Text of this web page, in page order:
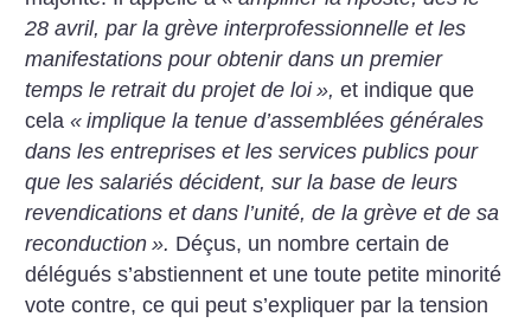
28 avril, par la grève interprofessionnelle et les
manifestations pour obtenir dans un premier
temps le retrait du projet de loi », et indique que
cela« implique la tenue d’assemblées générales
dans les entreprises et les services publics pour
que les salariés décident, sur la base de leurs
revendications et dans l’unité, de la grève et de sa
reconduction ». Déçus, un nombre certain de
délégués s’abstiennent et une toute petite minorité
vote contre, ce qui peut s’expliquer par la tension